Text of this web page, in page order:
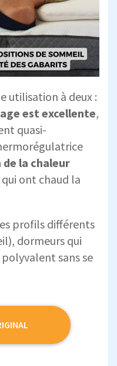
utilisation à deux :
est excellente,
quasi-
la chaleur
ont chaud la
profils différents
dormeurs qui
sans se